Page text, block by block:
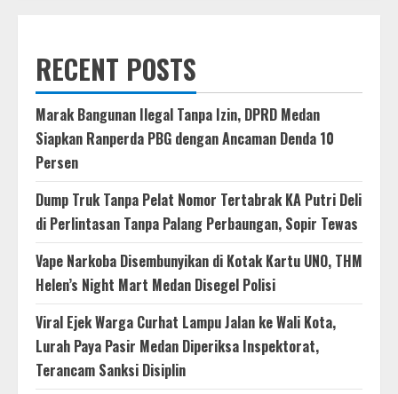
RECENT POSTS
Marak Bangunan Ilegal Tanpa Izin, DPRD Medan
Siapkan Ranperda PBG dengan Ancaman Denda 10
Persen
Dump Truk Tanpa Pelat Nomor Tertabrak KA Putri Deli
di Perlintasan Tanpa Palang Perbaungan, Sopir Tewas
Vape Narkoba Disembunyikan di Kotak Kartu UNO, THM
Helen’s Night Mart Medan Disegel Polisi
Viral Ejek Warga Curhat Lampu Jalan ke Wali Kota,
Lurah Paya Pasir Medan Diperiksa Inspektorat,
Terancam Sanksi Disiplin